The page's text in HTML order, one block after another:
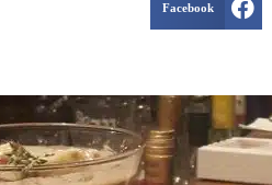
Facebook